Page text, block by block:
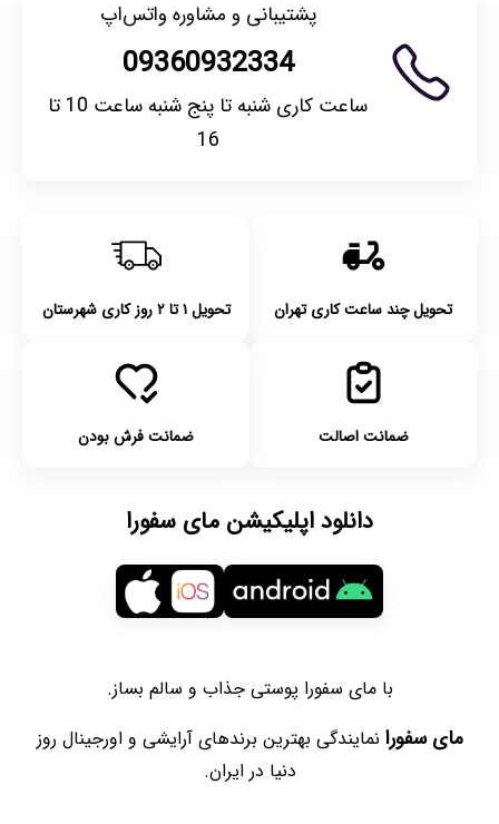
پشتیبانی و مشاوره واتس‌اپ
09360932334
ساعت کاری شنبه تا پنج شنبه ساعت 10 تا
16
تحویل چند ساعت کاری تهران تحویل ۱ تا ۲ روز کاری شهرستان
ضمانت اصالت ضمانت فرش بودن
دانلود اپلیکیشن مای سفورا
با مای سفورا پوستی جذاب و سالم بساز.
مای سفورا نمایندگی بهترین برندهای آرایشی و اورجینال روز
دنیا در ایران.